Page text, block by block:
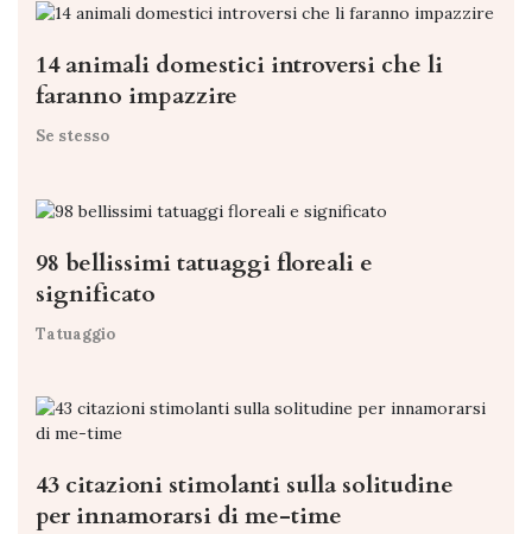
14 animali domestici introversi che li
faranno impazzire
Se stesso
98 bellissimi tatuaggi floreali e
significato
Tatuaggio
43 citazioni stimolanti sulla solitudine
per innamorarsi di me-time